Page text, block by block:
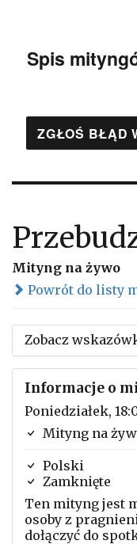
Spis
ZGŁOŚ BŁĄD
Mityng na żywo
Powrót do listy
Zobacz
Informacje o
Poniedziałek,
Mityng na
Polski
Zamknięte
Ten mityng jest
osoby z
dołączyć do